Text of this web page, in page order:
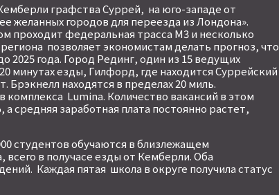
графства Суррей, на юго-западе от
желанных городов для переезда из Лондона».
проходит федеральная трасса М3 и несколько
позволяет экономистам делать прогноз, что
года. Город Рединг, один из 15 ведущих
минутах езды, Гилфорд, где находится Суррейский
Брэкнелл находятся в пределах 20 миль.
Lumina. Количество вакансий в этом
средняя заработная плата постоянно растет,
студентов обучаются в близлежащем
в получасе езды от Кемберли. Оба
Каждая пятая школа в округе получила статус